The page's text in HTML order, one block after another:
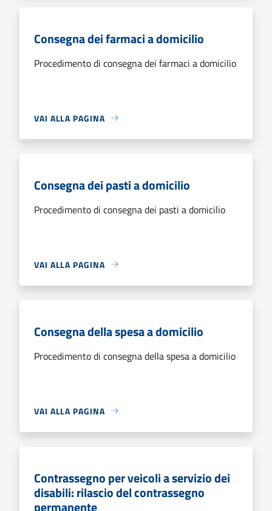
Consegna dei farmaci a domicilio
Procedimento di consegna dei farmaci a domicilio
VAI ALLA PAGINA
Consegna dei pasti a domicilio
Procedimento di consegna dei pasti a domicilio
VAI ALLA PAGINA
Consegna della spesa a domicilio
Procedimento di consegna della spesa a domicilio
VAI ALLA PAGINA
Contrassegno per veicoli a servizio dei
disabili: rilascio del contrassegno
permanente